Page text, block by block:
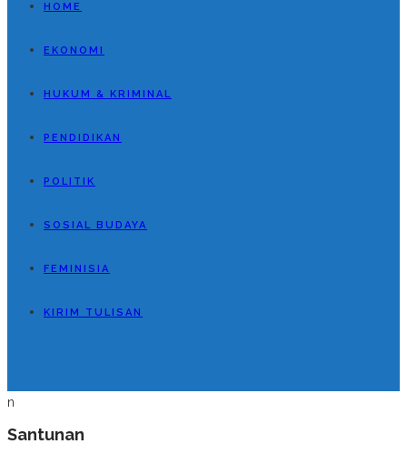
HOME
EKONOMI
HUKUM & KRIMINAL
PENDIDIKAN
POLITIK
SOSIAL BUDAYA
FEMINISIA
KIRIM TULISAN
n
Santunan